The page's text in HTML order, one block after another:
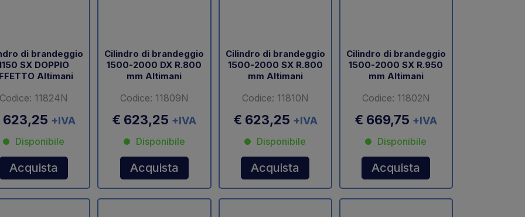
di brandeggio
SX DOPPIO
Altimani
Codice: 11824N
623,25 +IVA
Disponibile
Acquista
Cilindro di brandeggio
1500-2000 DX R.800
mm Altimani
Codice: 11809N
€ 623,25 +IVA
Disponibile
Acquista
Cilindro di brandeggio
1500-2000 SX R.800
mm Altimani
Codice: 11810N
€ 623,25 +IVA
Disponibile
Acquista
Cilindro di brandeggio
1500-2000 SX R.950
mm Altimani
Codice: 11802N
€ 669,75 +IVA
Disponibile
Acquista